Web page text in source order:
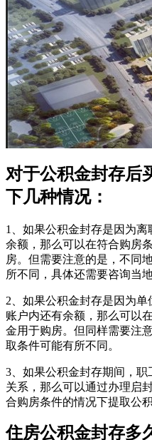
对于公积金封存后
下几种情况：
1、如果公积金封存是因为
余额，那么可以在符合购房
房。但需要注意的是，不同
所不同，具体还需要咨询当
2、如果公积金封存是因为单
账户内还有余额，那么可以
金用于购房。但同样需要注
取条件可能有所不同。
3、如果公积金封存期间，
关系，那么可以通过办理启
合购房条件的情况下提取公
住房公积金封存多